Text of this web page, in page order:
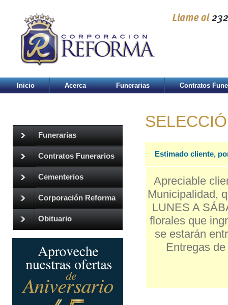
Inicio Acerca Funerarias Contratos
Funerarias
Contratos Funerarios
Cementerios
Corporación Reforma
Obituario
Estimado cliente,
Apreciable
Municipalidad,
LUNES A
florales que
se estarán
Entregas